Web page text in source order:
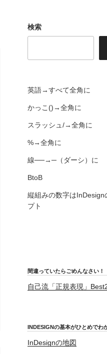
検索
英語→すべて全角に
かっこ()→全角に
スラッシュ/→全角に
%→全角に
線──→─（ダーシ）に
BtoB
縦組みの数字はInDesign
プト
間違っていたらごめんなさい！
自己流「正規表現」
INDESIGNの基本がひとめでわ
InDesignの地図